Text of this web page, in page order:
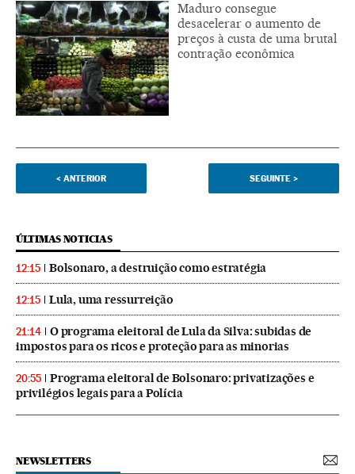
Maduro consegue
desacelerar o aumento de
preços à custa de uma brutal
contração econômica
< ANTERIOR SEGUINTE >
ÚLTIMAS NOTICIAS
12:15 Bolsonaro, a destruição como estratégia
12:15 Lula, uma ressurreição
21:14
O programa eleitoral de Lula da Silva: subidas de
impostos para os ricos e proteção para as minorias
20:55
Programa eleitoral de Bolsonaro: privatizações e
privilégios legais para a Polícia
NEWSLETTERS